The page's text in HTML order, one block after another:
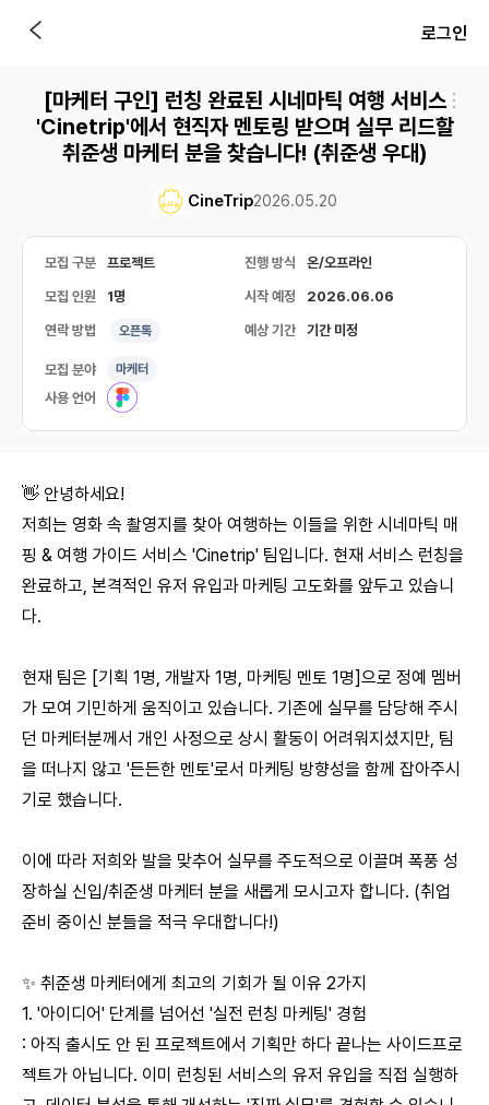
로그인
[마케터 구인] 런칭 완료된 시네마틱 여행 서비스
'Cinetrip'에서 현직자 멘토링 받으며 실무 리드할
취준생 마케터 분을 찾습니다! (취준생 우대)
CineTrip2026.05.20
모집 구분 프로젝트 진행 방식 온/오프라인
모집 인원 1명 시작 예정 2026.06.06
연락 방법 오픈톡 예상 기간 기간 미정
모집 분야 마케터
사용 언어
👋 안녕하세요!
저희는 영화 속 촬영지를 찾아 여행하는 이들을 위한 시네마틱 매
핑 & 여행 가이드 서비스 'Cinetrip' 팀입니다. 현재 서비스 런칭을
완료하고, 본격적인 유저 유입과 마케팅 고도화를 앞두고 있습니
다.
현재 팀은 [기획 1명, 개발자 1명, 마케팅 멘토 1명]으로 정예 멤버
가 모여 기민하게 움직이고 있습니다. 기존에 실무를 담당해 주시
던 마케터분께서 개인 사정으로 상시 활동이 어려워지셨지만, 팀
을 떠나지 않고 '든든한 멘토'로서 마케팅 방향성을 함께 잡아주시
기로 했습니다.
이에 따라 저희와 발을 맞추어 실무를 주도적으로 이끌며 폭풍 성
장하실 신입/취준생 마케터 분을 새롭게 모시고자 합니다. (취업
준비 중이신 분들을 적극 우대합니다!)
✨ 취준생 마케터에게 최고의 기회가 될 이유 2가지
1. '아이디어' 단계를 넘어선 '실전 런칭 마케팅' 경험
: 아직 출시도 안 된 프로젝트에서 기획만 하다 끝나는 사이드프로
젝트가 아닙니다. 이미 런칭된 서비스의 유저 유입을 직접 실행하